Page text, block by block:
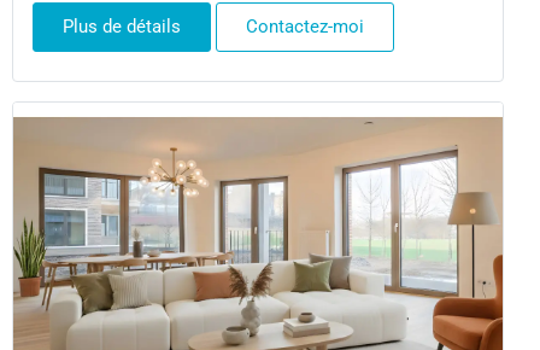
Plus de détails Contactez-moi